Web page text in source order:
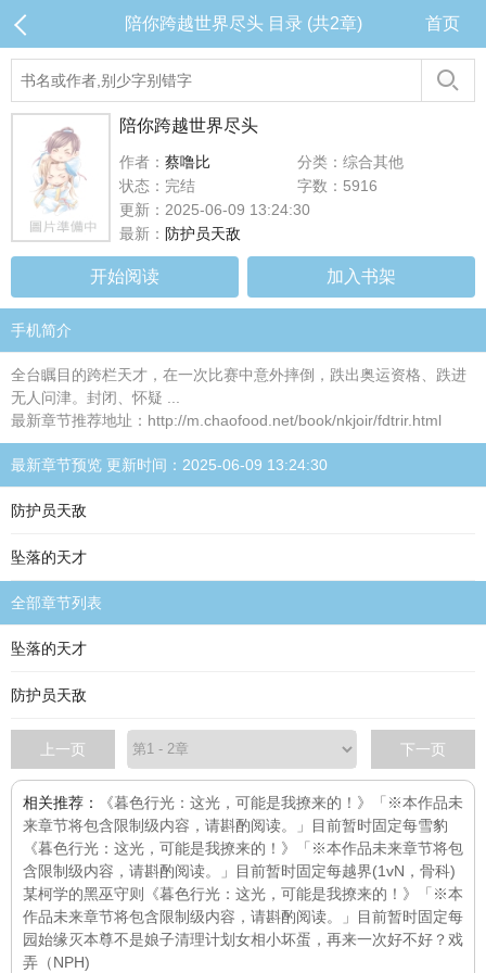
陪你跨越世界尽头 目录 (共2章) 首页
陪你跨越世界尽头
作者： 蔡噜比
分类：综合其他
状态：完结
字数：5916
更新：2025-06-09 13:24:30
最新： 防护员天敌
开始阅读 加入书架
手机简介
全台瞩目的跨栏天才，在一次比赛中意外摔倒，跌出奥运资格、跌进
无人问津。封闭、怀疑 ...
最新章节推荐地址：http://m.chaofood.net/book/nkjoir/fdtrir.html
最新章节预览 更新时间：2025-06-09 13:24:30
防护员天敌
坠落的天才
全部章节列表
坠落的天才
防护员天敌
上一页 下一页
相关推荐：
《暮色行光：这光，可能是我撩来的！》「※本作品未
来章节将包含限制级内容，请斟酌阅读。」目前暂时固定每雪豹
《暮色行光：这光，可能是我撩来的！》「※本作品未来章节将包
含限制级内容，请斟酌阅读。」目前暂时固定每越界(1vN，骨科)
某柯学的黑巫守则
《暮色行光：这光，可能是我撩来的！》「※本
作品未来章节将包含限制级内容，请斟酌阅读。」目前暂时固定每
园始缘灭本尊不是娘子清理计划女相小坏蛋，再来一次好不好？ 戏
弄（NPH)